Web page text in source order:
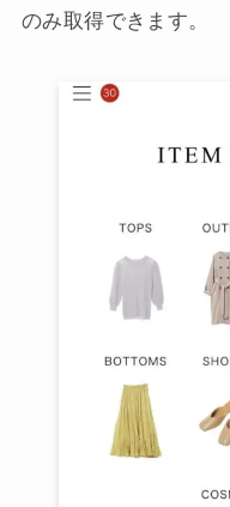
のみ取得できます。